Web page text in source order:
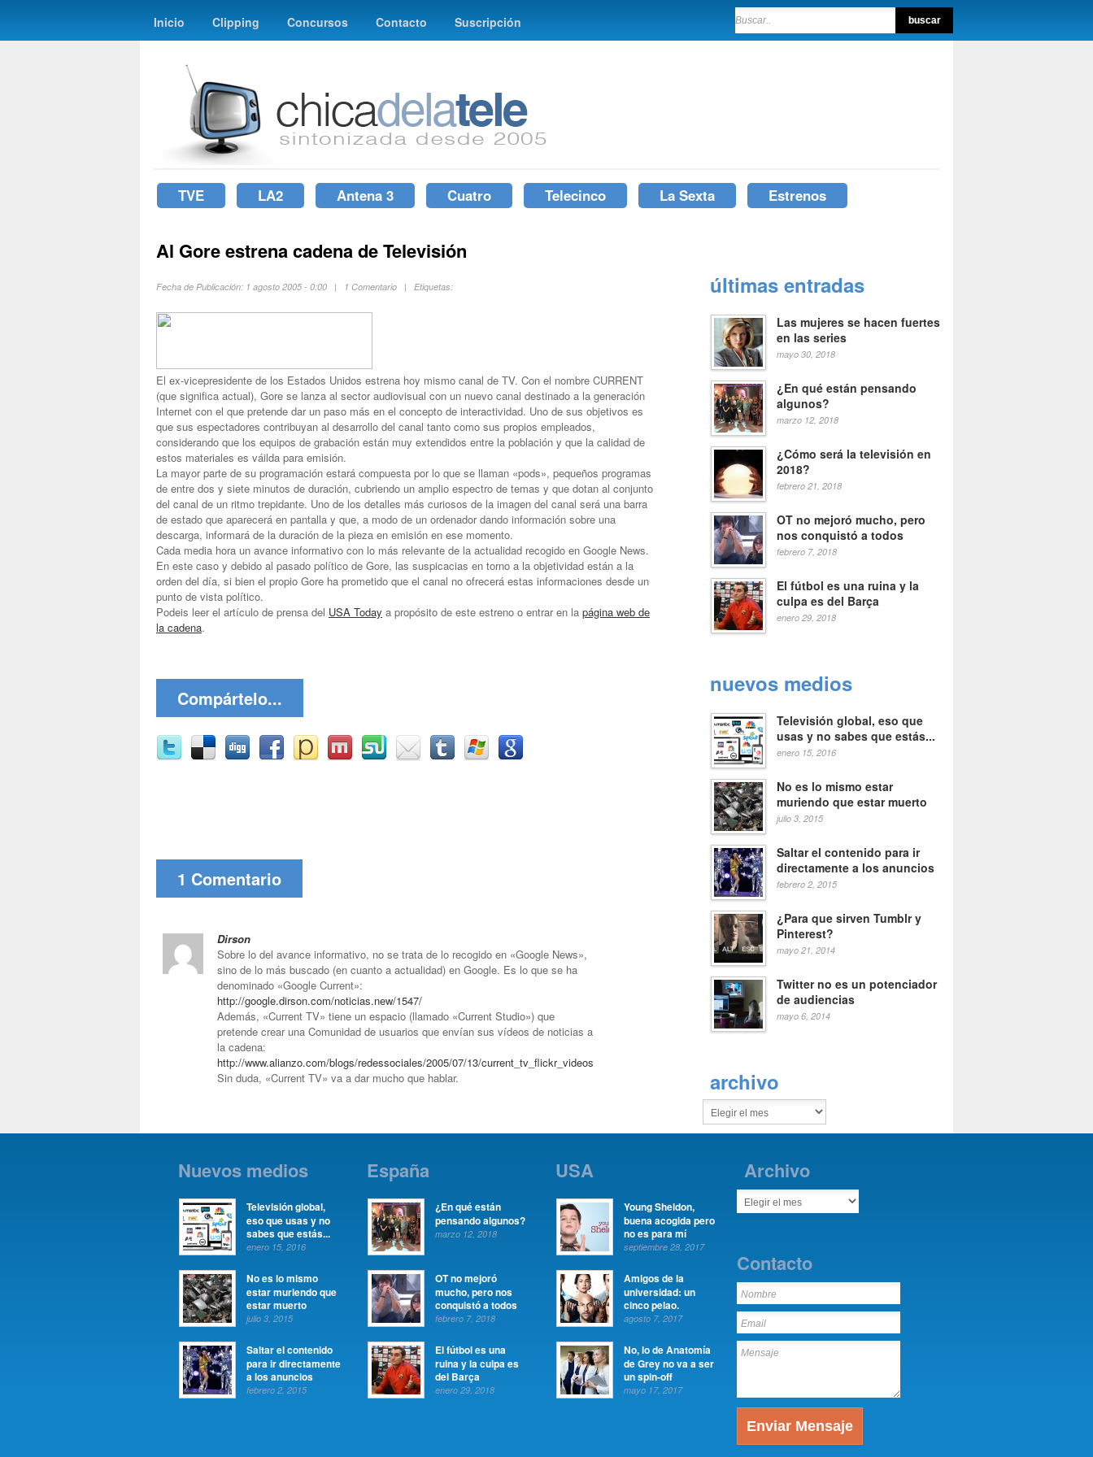
Inicio Clipping Concursos Contacto Suscripción
TVE LA2 Antena 3 Cuatro Telecinco La Sexta Estrenos
Al Gore estrena cadena de Televisión
Fecha de Publicación: 1 agosto 2005 - 0:00 | 1 Comentario | Etiquetas:
El ex-vicepresidente de los Estados Unidos estrena hoy mismo canal de TV. Con el nombre CURRENT
(que significa actual), Gore se lanza al sector audiovisual con un nuevo canal destinado a la generación
Internet con el que pretende dar un paso más en el concepto de interactividad. Uno de sus objetivos es
que sus espectadores contribuyan al desarrollo del canal tanto como sus propios empleados,
considerando que los equipos de grabación están muy extendidos entre la población y que la calidad de
estos materiales es váilda para emisión.
La mayor parte de su programación estará compuesta por lo que se llaman «pods», pequeños programas
de entre dos y siete minutos de duración, cubriendo un amplio espectro de temas y que dotan al conjunto
del canal de un ritmo trepidante. Uno de los detalles más curiosos de la imagen del canal será una barra
de estado que aparecerá en pantalla y que, a modo de un ordenador dando información sobre una
descarga, informará de la duración de la pieza en emisión en ese momento.
Cada media hora un avance informativo con lo más relevante de la actualidad recogido en Google News.
En este caso y debido al pasado político de Gore, las suspicacias en torno a la objetividad están a la
orden del día, si bien el propio Gore ha prometido que el canal no ofrecerá estas informaciones desde un
punto de vista político.
Podeis leer el artículo de prensa del USA Today a propósito de este estreno o entrar en la página web de
la cadena.
Compártelo...
1 Comentario
Dirson
Sobre lo del avance informativo, no se trata de lo recogido en «Google News»,
sino de lo más buscado (en cuanto a actualidad) en Google. Es lo que se ha
denominado «Google Current»:
http://google.dirson.com/noticias.new/1547/
Además, «Current TV» tiene un espacio (llamado «Current Studio») que
pretende crear una Comunidad de usuarios que envían sus vídeos de noticias a
la cadena:
http://www.alianzo.com/blogs/redessociales/2005/07/13/current_tv_flickr_videos
Sin duda, «Current TV» va a dar mucho que hablar.
últimas entradas
Las mujeres se hacen fuertes
en las series
mayo 30, 2018
¿En qué están pensando
algunos?
marzo 12, 2018
¿Cómo será la televisión en
2018?
febrero 21, 2018
OT no mejoró mucho, pero
nos conquistó a todos
febrero 7, 2018
El fútbol es una ruina y la
culpa es del Barça
enero 29, 2018
nuevos medios
Televisión global, eso que
usas y no sabes que estás...
enero 15, 2016
No es lo mismo estar
muriendo que estar muerto
julio 3, 2015
Saltar el contenido para ir
directamente a los anuncios
febrero 2, 2015
¿Para que sirven Tumblr y
Pinterest?
mayo 21, 2014
Twitter no es un potenciador
de audiencias
mayo 6, 2014
archivo
Nuevos medios
Televisión global,
eso que usas y no
sabes que estás...
enero 15, 2016
No es lo mismo
estar muriendo que
estar muerto
julio 3, 2015
Saltar el contenido
para ir directamente
a los anuncios
febrero 2, 2015
España
¿En qué están
pensando algunos?
marzo 12, 2018
OT no mejoró
mucho, pero nos
conquistó a todos
febrero 7, 2018
El fútbol es una
ruina y la culpa es
del Barça
enero 29, 2018
USA
Young Sheldon,
buena acogida pero
no es para mí
septiembre 28, 2017
Amigos de la
universidad: un
cinco pelao.
agosto 7, 2017
No, lo de Anatomía
de Grey no va a ser
un spin-off
mayo 17, 2017
Archivo
Contacto